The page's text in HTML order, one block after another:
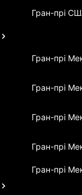
Гран-прі
Гран-прі
Гран-прі
Гран-прі
Гран-прі
Гран-прі